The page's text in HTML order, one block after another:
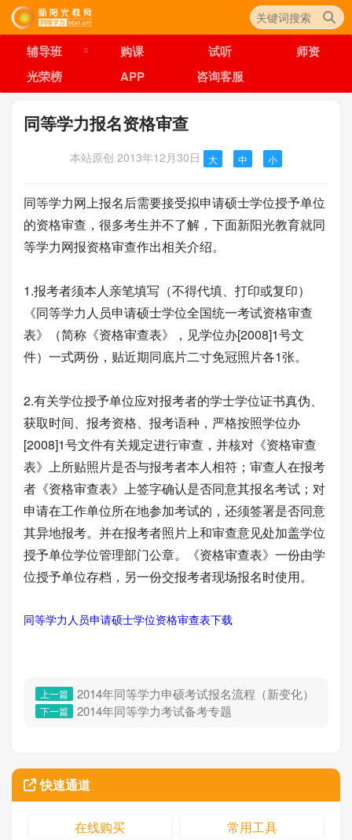
辅导班 购课 试听
师资
光荣榜
APP 咨询客服
同等学力报名资格审查
本站原创 2013年12月30日 大 中 小
同等学力网上报名后需要接受拟申请硕士学位授予单位
的资格审查，很多考生并不了解，下面新阳光教育就同
等学力网报资格审查作出相关介绍。
1.报考者须本人亲笔填写（不得代填、打印或复印）
《同等学力人员申请硕士学位全国统一考试资格审查
表》（简称《资格审查表》，见学位办[2008]1号文
件）一式两份，贴近期同底片二寸免冠照片各1张。
2.有关学位授予单位应对报考者的学士学位证书真伪、
获取时间、报考资格、报考语种，严格按照学位办
[2008]1号文件有关规定进行审查，并核对《资格审查
表》上所贴照片是否与报考者本人相符；审查人在报考
者《资格审查表》上签字确认是否同意其报名考试；对
申请在工作单位所在地参加考试的，还须签署是否同意
其异地报考。并在报考者照片上和审查意见处加盖学位
授予单位学位管理部门公章。《资格审查表》一份由学
位授予单位存档，另一份交报考者现场报名时使用。
同等学力人员申请硕士学位资格审查表下载
上一篇 2014年同等学力申硕考试报名流程（新变化）
下一篇 2014年同等学力考试备考专题
快速通道
在线购买
常用工具